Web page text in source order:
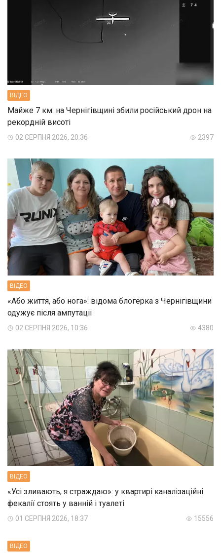
ВIДЕО
Майже 7 км: на Чернігівщині збили російський дрон на
рекордній висоті
02 СЕРПНЯ 2026, 20:36 2397
ВIДЕО
«Або життя, або нога»: відома блогерка з Чернігівщини
одужує після ампутації
02 СЕРПНЯ 2026, 10:36 4380
ВIДЕО
«Усі зливають, я страждаю»: у квартирі каналізаційні
фекалії стоять у ванній і туалеті
01 СЕРПНЯ 2026, 18:37 15556
ВIДЕО